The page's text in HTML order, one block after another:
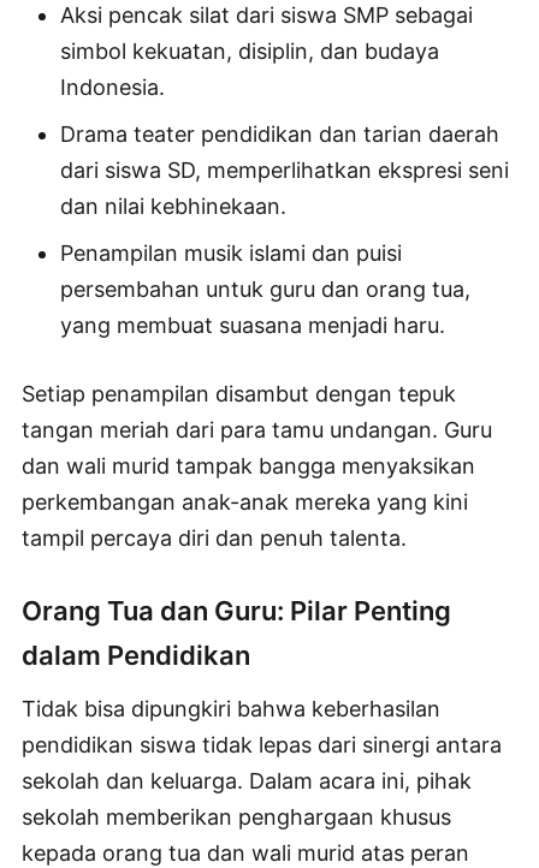
Aksi pencak silat dari siswa SMP sebagai
simbol kekuatan, disiplin, dan budaya
Indonesia.
Drama teater pendidikan dan tarian daerah
dari siswa SD, memperlihatkan ekspresi seni
dan nilai kebhinekaan.
Penampilan musik islami dan puisi
persembahan untuk guru dan orang tua,
yang membuat suasana menjadi haru.
Setiap penampilan disambut dengan tepuk
tangan meriah dari para tamu undangan. Guru
dan wali murid tampak bangga menyaksikan
perkembangan anak-anak mereka yang kini
tampil percaya diri dan penuh talenta.
Orang Tua dan Guru: Pilar Penting
dalam Pendidikan
Tidak bisa dipungkiri bahwa keberhasilan
pendidikan siswa tidak lepas dari sinergi antara
sekolah dan keluarga. Dalam acara ini, pihak
sekolah memberikan penghargaan khusus
kepada orang tua dan wali murid atas peran